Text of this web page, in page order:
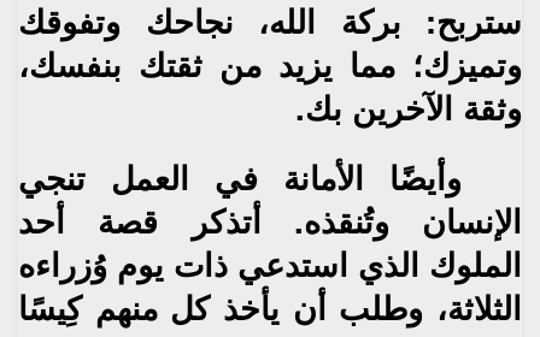
ستربح‮: ‬بركة الله،‮ ‬نجاحك وتفوقك
وتميزك؛ مما‮ ‬يزيد من ثقتك بنفسك،‮
‬وثقة الآخرين بك‮. ‬
وأيضًا الأمانة في العمل تنجي
الإنسان وتُنقذه‮. ‬أتذكر قصة أحد
الملوك الذي استدعي ذات‮ ‬يوم وُزراءه
الثلاثة،‮ ‬ وطلب أن‮ ‬يأخذ كل منهم كِيسًا